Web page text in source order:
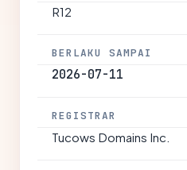
R12
BERLAKU SAMPAI
2026-07-11
REGISTRAR
Tucows Domains Inc.